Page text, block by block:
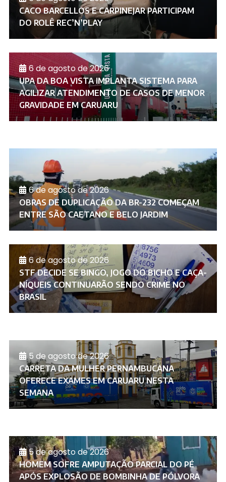
CACO BARCELLOS E CARPINEJAR PARTICIPAM
DO ROLÊ REC’N’PLAY
6 de agosto de 2026
UPA DA BOA VISTA IMPLANTA SISTEMA PARA
AGILIZAR ATENDIMENTO DE CASOS DE MENOR
GRAVIDADE EM CARUARU
6 de agosto de 2026
OBRAS DE DUPLICAÇÃO DA BR-232 COMEÇAM
ENTRE SÃO CAETANO E BELO JARDIM
6 de agosto de 2026
STF DECIDE SE BINGO, JOGO DO BICHO E CAÇA-
NÍQUEIS CONTINUARÃO SENDO CRIME NO
BRASIL
5 de agosto de 2026
CARRETA DA MULHER PERNAMBUCANA
OFERECE EXAMES EM CARUARU NESTA
SEMANA
5 de agosto de 2026
HOMEM SOFRE AMPUTAÇÃO PARCIAL DO PÉ
APÓS EXPLOSÃO DE BOMBINHA DE PÓLVORA